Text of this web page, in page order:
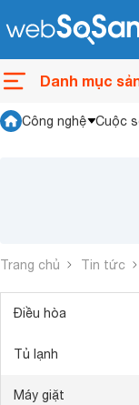
Danh mục
Công nghệ Cuộc
Trang chủ Tin tức
Điều hòa
Tủ lạnh
Máy giặt